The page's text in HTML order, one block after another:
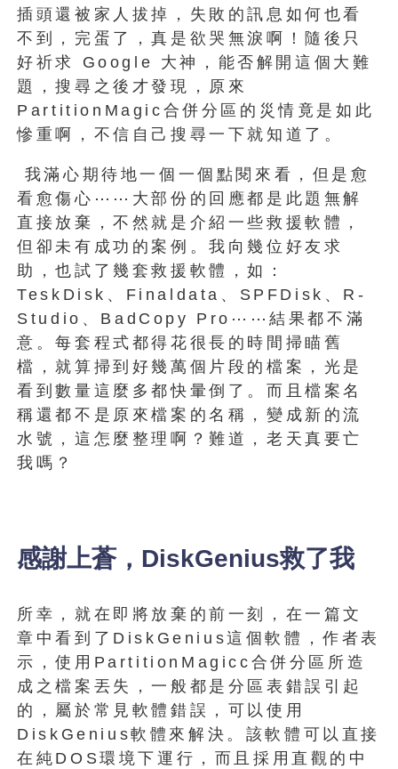
插頭還被家人拔掉，失敗的訊息如何也看
不到，完蛋了，真是欲哭無淚啊！隨後只
好祈求 Google 大神，能否解開這個大難
題，搜尋之後才發現，原來
PartitionMagic合併分區的災情竟是如此
慘重啊，不信自己搜尋一下就知道了。
我滿心期待地一個一個點閱來看，但是愈
看愈傷心⋯⋯大部份的回應都是此題無解
直接放棄，不然就是介紹一些救援軟體，
但卻未有成功的案例。我向幾位好友求
助，也試了幾套救援軟體，如：
TeskDisk、Finaldata、SPFDisk、R-
Studio、BadCopy Pro⋯⋯結果都不滿
意。每套程式都得花很長的時間掃瞄舊
檔，就算掃到好幾萬個片段的檔案，光是
看到數量這麼多都快暈倒了。而且檔案名
稱還都不是原來檔案的名稱，變成新的流
水號，這怎麼整理啊？難道，老天真要亡
我嗎？
感謝上蒼，DiskGenius救了我
所幸，就在即將放棄的前一刻，在一篇文
章中看到了DiskGenius這個軟體，作者表
示，使用PartitionMagicc合併分區所造
成之檔案丟失，一般都是分區表錯誤引起
的，屬於常見軟體錯誤，可以使用
DiskGenius軟體來解決。該軟體可以直接
在純DOS環境下運行，而且採用直觀的中